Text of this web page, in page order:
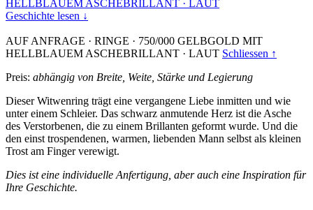
HELLBLAUEM ASCHEBRILLANT · LAUT
Geschichte lesen ↓
AUF ANFRAGE · RINGE · 750/000 GELBGOLD MIT
HELLBLAUEM ASCHEBRILLANT · LAUT Schliessen ↑
Preis: abhängig von Breite, Weite, Stärke und Legierung
Dieser Witwenring trägt eine vergangene Liebe inmitten und wie
unter einem Schleier. Das schwarz anmutende Herz ist die Asche
des Verstorbenen, die zu einem Brillanten geformt wurde. Und die
den einst trospendenen, warmen, liebenden Mann selbst als kleinen
Trost am Finger verewigt.
Dies ist eine individuelle Anfertigung, aber auch eine Inspiration für
Ihre Geschichte.